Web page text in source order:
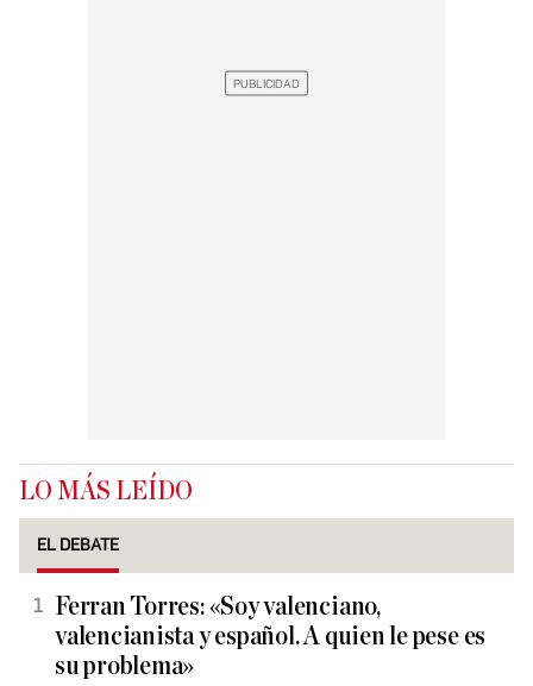
LO MÁS LEÍDO
EL DEBATE
Ferran Torres: «Soy valenciano,
valencianista y español. A quien le pese es
su problema»